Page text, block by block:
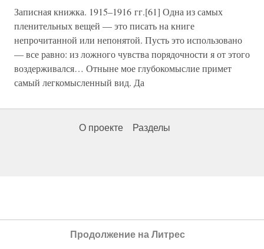
Записная книжка. 1915–1916 гг.[61] Одна из самых
пленительных вещей — это писать на книге
непрочитанной или непонятой. Пусть это использовано
— все равно: из ложного чувства порядочности я от этого
воздерживался… Отныне мое глубокомыслие примет
самый легкомысленный вид. Да
О проекте Разделы
Продолжение на Литрес